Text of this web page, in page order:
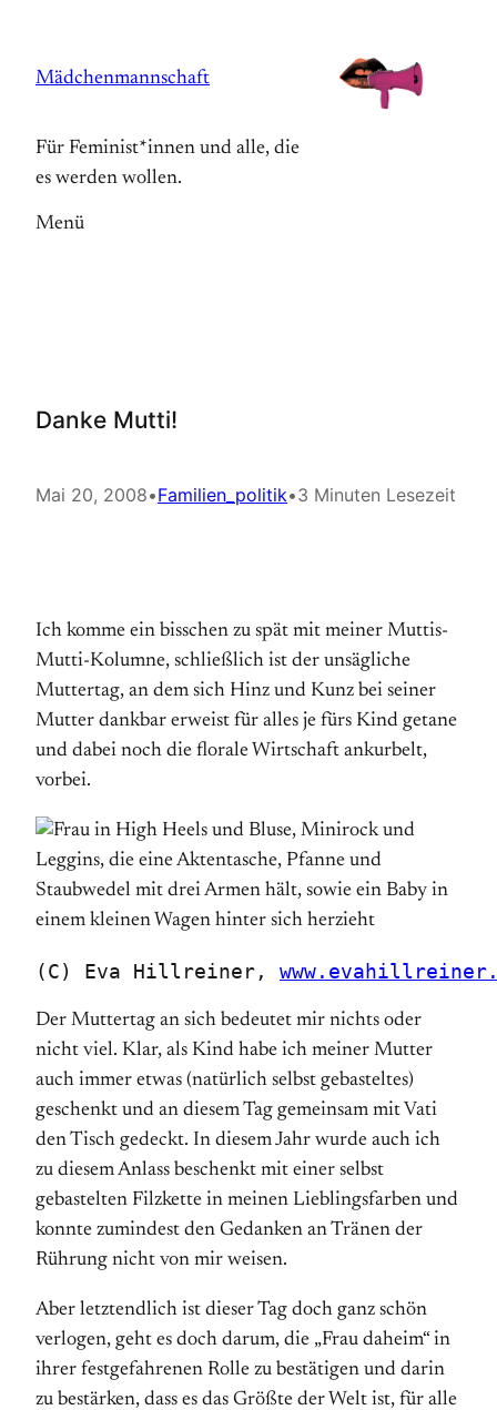
springen
Mädchenmannschaft
Für Feminist*innen und alle, die
es werden wollen.
Menü
Danke Mutti!
Mai 20, 2008•Familien_politik•3 Minuten Lesezeit
Ich komme ein bisschen zu spät mit meiner Muttis-
Mutti-Kolumne, schließlich ist der unsägliche
Muttertag, an dem sich Hinz und Kunz bei seiner
Mutter dankbar erweist für alles je fürs Kind getane
und dabei noch die florale Wirtschaft ankurbelt,
vorbei.
(C) Eva Hillreiner,
Der Muttertag an sich bedeutet mir nichts oder
nicht viel. Klar, als Kind habe ich meiner Mutter
auch immer etwas (natürlich selbst gebasteltes)
geschenkt und an diesem Tag gemeinsam mit Vati
den Tisch gedeckt. In diesem Jahr wurde auch ich
zu diesem Anlass beschenkt mit einer selbst
gebastelten Filzkette in meinen Lieblingsfarben und
konnte zumindest den Gedanken an Tränen der
Rührung nicht von mir weisen.
Aber letztendlich ist dieser Tag doch ganz schön
verlogen, geht es doch darum, die „Frau daheim“ in
ihrer festgefahrenen Rolle zu bestätigen und darin
zu bestärken, dass es das Größte der Welt ist, für alle